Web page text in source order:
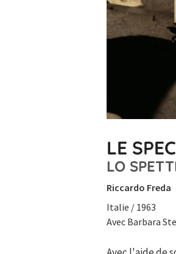
LE
LO
Riccardo Freda
Italie / 1963
Avec Barbara